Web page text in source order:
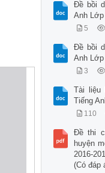
Đề bồi
Anh
5
Đề bồi
Anh
3
Tài liệu
Tiếng
110
Đề thi
huyện
2016-
(Có đáp